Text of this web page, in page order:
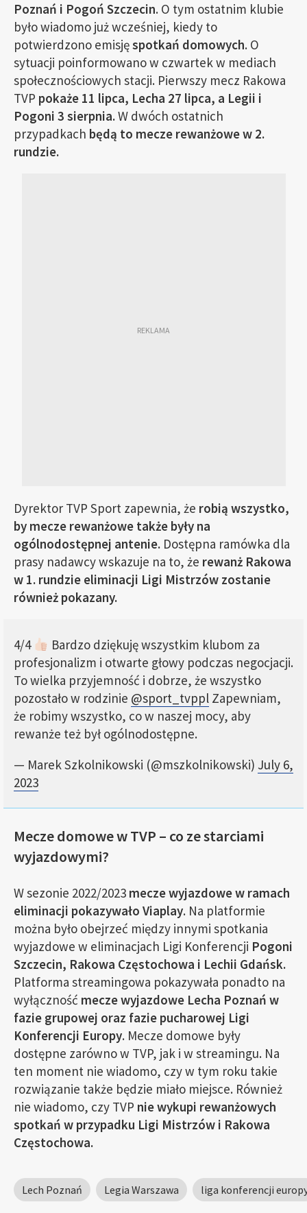
Poznań i Pogoń Szczecin. O tym ostatnim klubie
było wiadomo już wcześniej, kiedy to
potwierdzono emisjęspotkań domowych. O
sytuacji poinformowano w czwartek w mediach
społecznościowych stacji. Pierwszy mecz Rakowa
TVP pokaże 11 lipca, Lecha 27 lipca, a Legii i
Pogoni 3 sierpnia.W dwóch ostatnich
przypadkach będą to mecze rewanżowe w 2.
rundzie.
Dyrektor TVP Sport zapewnia, że robią wszystko,
by mecze rewanżowe także były na
ogólnodostępnej antenie. Dostępna ramówka dla
prasy nadawcy wskazuje na to, że rewanż Rakowa
w 1. rundzie eliminacji Ligi Mistrzów zostanie
również pokazany.
4/4
Bardzo dziękuję wszystkim klubom za
profesjonalizm i otwarte głowy podczas negocjacji.
To wielka przyjemność i dobrze, że wszystko
pozostało w rodzinie @sport_tvppl Zapewniam,
że robimy wszystko, co w naszej mocy, aby
rewanże też był ogólnodostępne.
— Marek Szkolnikowski (@mszkolnikowski) July 6,
2023
Mecze domowe w TVP – co ze starciami
wyjazdowymi?
W sezonie 2022/2023 mecze wyjazdowe w ramach
eliminacji pokazywało Viaplay. Na platformie
można było obejrzeć między innymi spotkania
wyjazdowe w eliminacjach Ligi Konferencji Pogoni
Szczecin, Rakowa Częstochowa i Lechii Gdańsk.
Platforma streamingowa pokazywała ponadto na
wyłączność mecze wyjazdowe Lecha Poznań w
fazie grupowej oraz fazie pucharowej Ligi
Konferencji Europy. Mecze domowe były
dostępne zarówno w TVP, jak i w streamingu. Na
ten moment nie wiadomo, czy w tym roku takie
rozwiązanie także będzie miało miejsce. Również
nie wiadomo, czy TVP nie wykupi rewanżowych
spotkań w przypadku Ligi Mistrzów i Rakowa
Częstochowa.
Lech Poznań Legia Warszawa liga konferencji